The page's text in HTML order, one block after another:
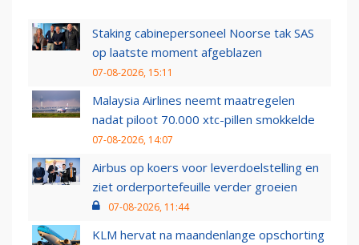
Staking cabinepersoneel Noorse tak SAS
op laatste moment afgeblazen
07-08-2026, 15:11
Malaysia Airlines neemt maatregelen
nadat piloot 70.000 xtc-pillen smokkelde
07-08-2026, 14:07
Airbus op koers voor leverdoelstelling en
ziet orderportefeuille verder groeien
07-08-2026, 11:44
KLM hervat na maandenlange opschorting